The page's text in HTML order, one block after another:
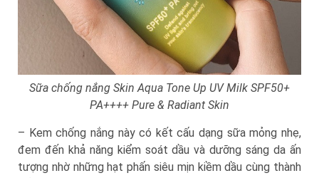
Sữa chống nắng Skin Aqua Tone Up UV Milk SPF50+
PA++++ Pure & Radiant Skin
– Kem chống nắng này có kết cấu dạng sữa mỏng nhẹ,
đem đến khả năng kiểm soát dầu và dưỡng sáng da ấn
tượng nhờ những hạt phấn siêu mịn kiềm dầu cùng thành